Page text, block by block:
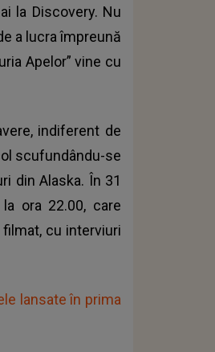
la Discovery. Nu
a lucra împreună
Apelor” vine cu
indiferent de
scufundându-se
din Alaska. În 31
ora 22.00, care
cu interviuri
lansate în prima